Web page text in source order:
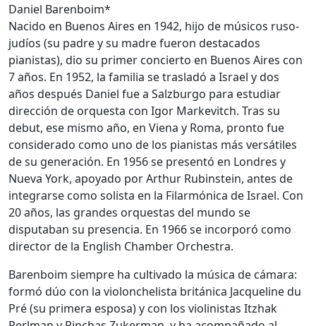
Daniel Barenboim*
Nacido en Buenos Aires en 1942, hijo de músicos ruso-
judíos (su padre y su madre fueron destacados
pianistas), dio su primer concierto en Buenos Aires con
7 años. En 1952, la familia se trasladó a Israel y dos
años después Daniel fue a Salzburgo para estudiar
dirección de orquesta con Igor Markevitch. Tras su
debut, ese mismo año, en Viena y Roma, pronto fue
considerado como uno de los pianistas más versátiles
de su generación. En 1956 se presentó en Londres y
Nueva York, apoyado por Arthur Rubinstein, antes de
integrarse como solista en la Filarmónica de Israel. Con
20 años, las grandes orquestas del mundo se
disputaban su presencia. En 1966 se incorporó como
director de la English Chamber Orchestra.
Barenboim siempre ha cultivado la música de cámara:
formó dúo con la violonchelista británica Jacqueline du
Pré (su primera esposa) y con los violinistas Itzhak